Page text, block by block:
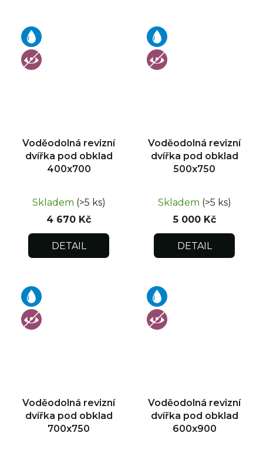
Voděodolná revizní
dvířka pod obklad
400x700
Skladem (>5 ks)
4 670 Kč
DETAIL
Voděodolná revizní
dvířka pod obklad
500x750
Skladem (>5 ks)
5 000 Kč
DETAIL
Voděodolná revizní
dvířka pod obklad
700x750
Voděodolná revizní
dvířka pod obklad
600x900